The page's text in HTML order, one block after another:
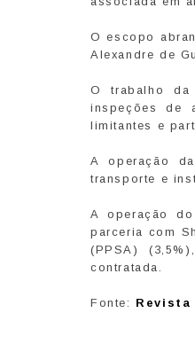
O escopo
Alexandre de
O trabalho da
inspeções de
limitantes e
A operação
transporte e
A operação
parceria com
(PPSA)
contratada.
Fonte: Revista